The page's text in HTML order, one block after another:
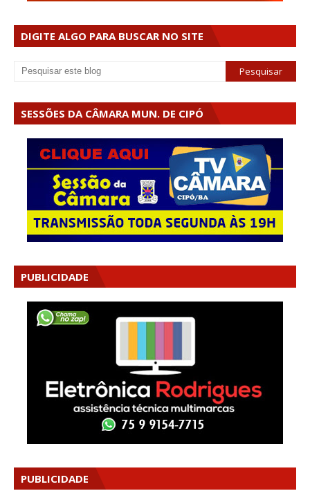
DIGITE ALGO PARA BUSCAR NO SITE
SESSÕES DA CÂMARA MUN. DE CIPÓ
PUBLICIDADE
PUBLICIDADE